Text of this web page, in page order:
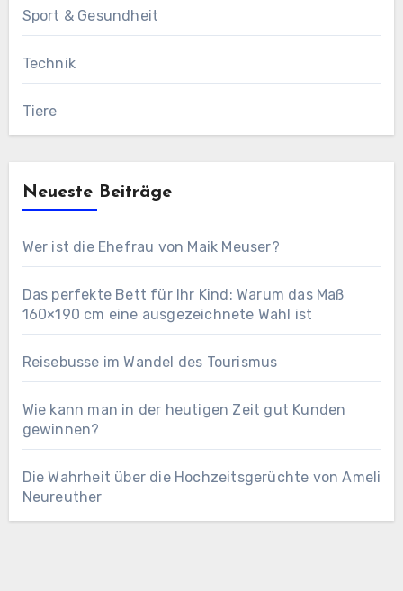
Sport & Gesundheit
Technik
Tiere
Neueste Beiträge
Wer ist die Ehefrau von Maik Meuser?
Das perfekte Bett für Ihr Kind: Warum das Maß
160×190 cm eine ausgezeichnete Wahl ist
Reisebusse im Wandel des Tourismus
Wie kann man in der heutigen Zeit gut Kunden
gewinnen?
Die Wahrheit über die Hochzeitsgerüchte von Ameli
Neureuther